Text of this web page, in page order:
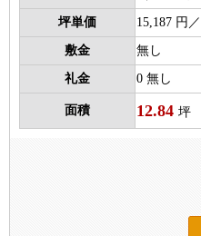
坪単価 15,187 円
敷金 無し
礼金 0 無し
面積 12.84 坪